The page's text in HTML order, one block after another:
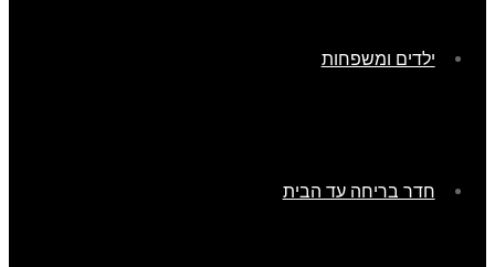
ילדים ומשפחות
חדר בריחה עד הבית